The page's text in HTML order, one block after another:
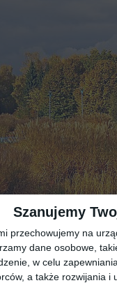
Szanujemy
przechowujemy na
dane osobowe,
w celu
a także rozwijania i